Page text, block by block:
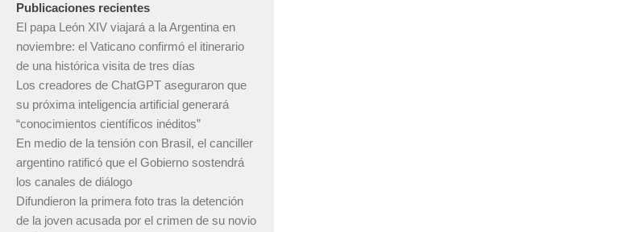
Publicaciones recientes
El papa León XIV viajará a la Argentina en
noviembre: el Vaticano confirmó el itinerario
de una histórica visita de tres días
Los creadores de ChatGPT aseguraron que
su próxima inteligencia artificial generará
“conocimientos científicos inéditos”
En medio de la tensión con Brasil, el canciller
argentino ratificó que el Gobierno sostendrá
los canales de diálogo
Difundieron la primera foto tras la detención
de la joven acusada por el crimen de su novio